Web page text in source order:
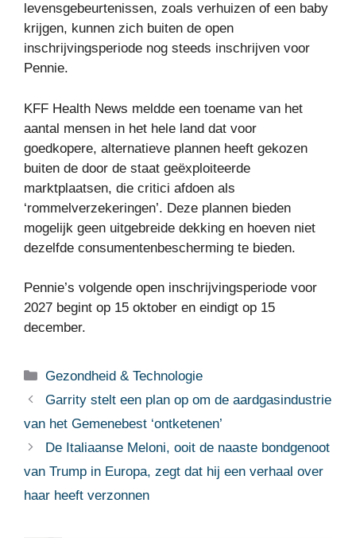
levensgebeurtenissen, zoals verhuizen of een baby
krijgen, kunnen zich buiten de open
inschrijvingsperiode nog steeds inschrijven voor
Pennie.
KFF Health News meldde een toename van het
aantal mensen in het hele land dat voor
goedkopere, alternatieve plannen heeft gekozen
buiten de door de staat geëxploiteerde
marktplaatsen, die critici afdoen als
‘rommelverzekeringen’. Deze plannen bieden
mogelijk geen uitgebreide dekking en hoeven niet
dezelfde consumentenbescherming te bieden.
Pennie’s volgende open inschrijvingsperiode voor
2027 begint op 15 oktober en eindigt op 15
december.
Categorieën
Gezondheid & Technologie
Garrity stelt een plan op om de aardgasindustrie
van het Gemenebest ‘ontketenen’
De Italiaanse Meloni, ooit de naaste bondgenoot
van Trump in Europa, zegt dat hij een verhaal over
haar heeft verzonnen